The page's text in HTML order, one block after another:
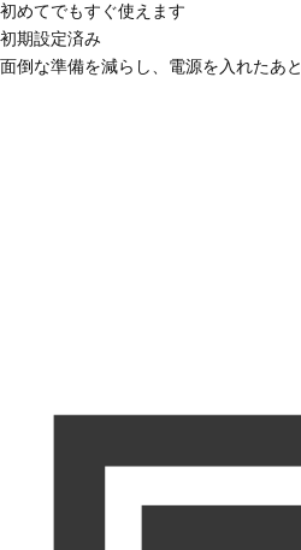
初めてでもすぐ使えます
初期設定済み
面倒な準備を減らし、電源を入れたあ